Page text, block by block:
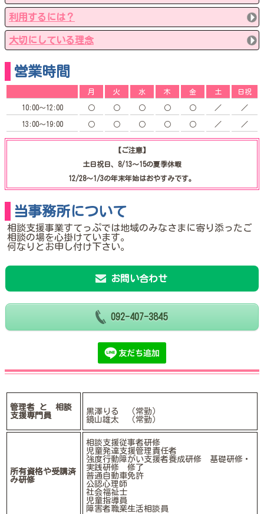
利用するには？
大切にしている理念
営業時間
月 火 水 木 金 土 日祝
10:00～12:00 ○ ○ ○ ○ ○ ／ ／
13:00～19:00 ○ ○ ○ ○ ○ ／ ／
【ご注意】
土日祝日、8/13〜15の夏季休暇
12/28〜1/3の年末年始はおやすみです。
当事務所について
相談支援事業すてっぷでは地域のみなさまに寄り添ったご
相談の場を心掛けています。
何なりとお申し付け下さい。
お問い合わせ
092-407-3845
管理者 と 相談
支援専門員
黒澤りる （常勤）
鏡山雄太 （常勤）
所有資格や受講済
み研修
相談支援従事者研修
児童発達支援管理責任者
強度行動障がい支援者養成研修 基礎研修・
実践研修 修了
普通自動車免許
公認心理師
社会福祉士
児童指導員
障害者職業生活相談員